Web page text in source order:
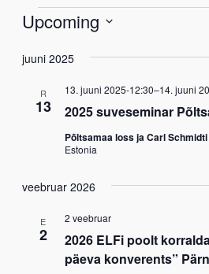
Events
Upcoming
date.
juuni 2025
R
13 2025 suveseminar
13. juuni 2025-12:30–14. juuni
Põltsamaa loss ja Carl
Estonia
veebruar 2026
E
2
2026 ELFi poolt
päeva konverents”
2 veebruar